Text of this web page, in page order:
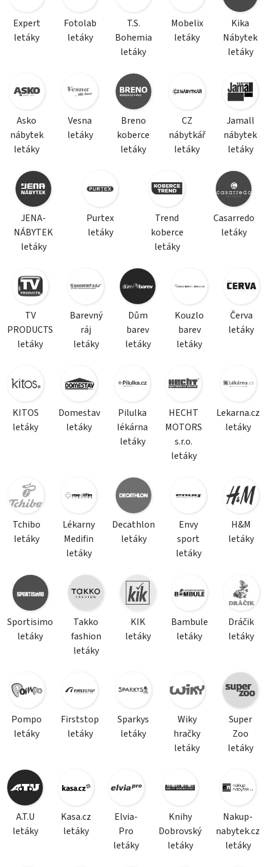
Expert
letáky
Fotolab
letáky
T.S.
Bohemia
letáky
Mobelix
letáky
Kika
Nábytek
letáky
Asko
nábytek
letáky
Vesna
letáky
Breno
koberce
letáky
CZ
nábytkář
letáky
Jamall
nábytek
letáky
JENA-
NÁBYTEK
letáky
Purtex
letáky
Trend
koberce
letáky
Casarredo
letáky
TV
PRODUCTS
letáky
Barevný
ráj
letáky
Dům
barev
letáky
Kouzlo
barev
letáky
Červa
letáky
KITOS
letáky
Domestav
letáky
Pilulka
lékárna
letáky
HECHT
MOTORS
s.r.o.
letáky
Lekarna.cz
letáky
Tchibo
letáky
Lékarny
Medifin
letáky
Decathlon
letáky
Envy
sport
letáky
H&M
letáky
Sportisimo
letáky
Takko
fashion
letáky
KIK
letáky
Bambule
letáky
Dráčik
letáky
Pompo
letáky
Firststop
letáky
Sparkys
letáky
Wiky
hračky
letáky
Super
Zoo
letáky
A.T.U
letáky
Kasa.cz
letáky
Elvia-
Pro
letáky
Knihy
Dobrovský
letáky
Nakup-
nabytek.cz
letáky